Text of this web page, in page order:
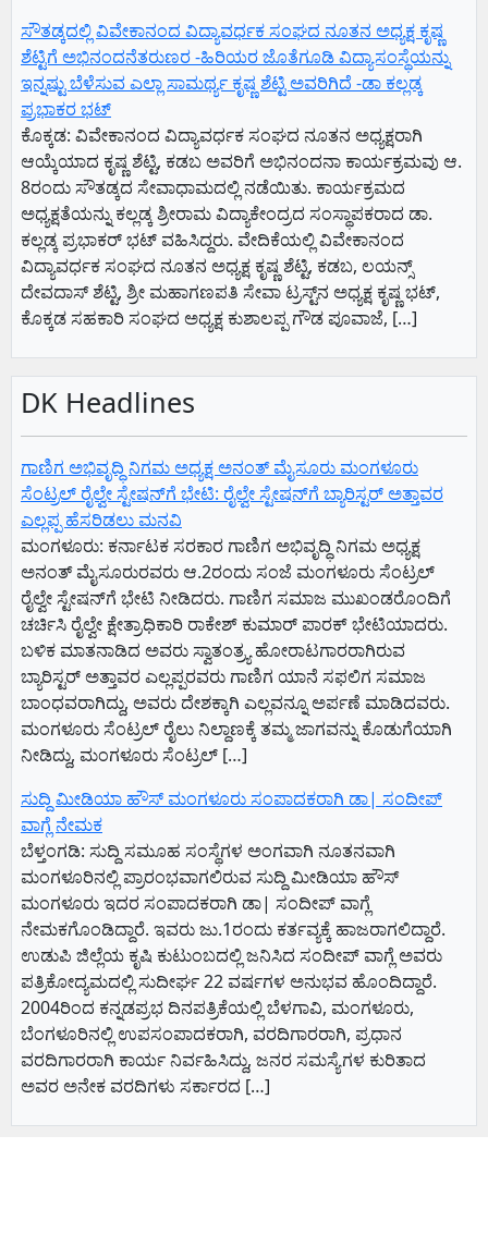
ಸೌತಡ್ಕದಲ್ಲಿ ವಿವೇಕಾನಂದ ವಿದ್ಯಾವರ್ಧಕ ಸಂಘದ ನೂತನ ಅಧ್ಯಕ್ಷ ಕೃಷ್ಣ
ಶೆಟ್ಟಿಗೆ ಅಭಿನಂದನೆತರುಣರ -ಹಿರಿಯರ ಜೊತೆಗೂಡಿ ವಿದ್ಯಾಸಂಸ್ಥೆಯನ್ನು
ಇನ್ನಷ್ಟು ಬೆಳೆಸುವ ಎಲ್ಲಾ ಸಾಮರ್ಥ್ಯ ಕೃಷ್ಣ ಶೆಟ್ಟಿ ಅವರಿಗಿದೆ -ಡಾ ಕಲ್ಲಡ್ಕ
ಪ್ರಭಾಕರ ಭಟ್
ಕೊಕ್ಕಡ: ವಿವೇಕಾನಂದ ವಿದ್ಯಾವರ್ಧಕ ಸಂಘದ ನೂತನ ಅಧ್ಯಕ್ಷರಾಗಿ
ಆಯ್ಕೆಯಾದ ಕೃಷ್ಣ ಶೆಟ್ಟಿ, ಕಡಬ ಅವರಿಗೆ ಅಭಿನಂದನಾ ಕಾರ್ಯಕ್ರಮವು ಆ.
8ರಂದು ಸೌತಡ್ಕದ ಸೇವಾಧಾಮದಲ್ಲಿ ನಡೆಯಿತು. ಕಾರ್ಯಕ್ರಮದ
ಅಧ್ಯಕ್ಷತೆಯನ್ನು ಕಲ್ಲಡ್ಕ ಶ್ರೀರಾಮ ವಿದ್ಯಾಕೇಂದ್ರದ ಸಂಸ್ಥಾಪಕರಾದ ಡಾ.
ಕಲ್ಲಡ್ಕ ಪ್ರಭಾಕರ್ ಭಟ್ ವಹಿಸಿದ್ದರು. ವೇದಿಕೆಯಲ್ಲಿ ವಿವೇಕಾನಂದ
ವಿದ್ಯಾವರ್ಧಕ ಸಂಘದ ನೂತನ ಅಧ್ಯಕ್ಷ ಕೃಷ್ಣ ಶೆಟ್ಟಿ, ಕಡಬ, ಲಯನ್ಸ್
ದೇವದಾಸ್ ಶೆಟ್ಟಿ, ಶ್ರೀ ಮಹಾಗಣಪತಿ ಸೇವಾ ಟ್ರಸ್ಟ್‌ನ ಅಧ್ಯಕ್ಷ ಕೃಷ್ಣ ಭಟ್,
ಕೊಕ್ಕಡ ಸಹಕಾರಿ ಸಂಘದ ಅಧ್ಯಕ್ಷ ಕುಶಾಲಪ್ಪ ಗೌಡ ಪೂವಾಜೆ, […]
DK Headlines
ಗಾಣಿಗ ಅಭಿವೃದ್ಧಿ ನಿಗಮ ಅಧ್ಯಕ್ಷ‌ ಅನಂತ್‌ ಮೈಸೂರು ಮಂಗಳೂರು
ಸೆಂಟ್ರಲ್‌ ರೈಲ್ವೇ ಸ್ಟೇಷನ್‌ಗೆ ಭೇಟಿ: ರೈಲ್ವೇ ಸ್ಟೇಷನ್‌ಗೆ ಬ್ಯಾರಿಸ್ಟರ್‌ ಅತ್ತಾವರ
ಎಲ್ಲಪ್ಪ ಹೆಸರಿಡಲು ಮನವಿ
ಮಂಗಳೂರು: ಕರ್ನಾಟಕ ಸರಕಾರ ಗಾಣಿಗ ಅಭಿವೃದ್ಧಿ ನಿಗಮ ಅಧ್ಯಕ್ಷ‌
ಅನಂತ್‌ ಮೈಸೂರುರವರು ಆ.2ರಂದು ಸಂಜೆ ಮಂಗಳೂರು ಸೆಂಟ್ರಲ್‌
ರೈಲ್ವೇ ಸ್ಟೇಷನ್‌ಗೆ ಭೇಟಿ ನೀಡಿದರು. ಗಾಣಿಗ ಸಮಾಜ ಮುಖಂಡರೊಂದಿಗೆ
ಚರ್ಚಿಸಿ ರೈಲ್ವೇ ಕ್ಷೇತ್ರಾಧಿಕಾರಿ ರಾಕೇಶ್‌ ಕುಮಾರ್‌ ಪಾರಕ್‌ ಭೇಟಿಯಾದರು.
ಬಳಿಕ ಮಾತನಾಡಿದ ಅವರು ಸ್ವಾತಂತ್ರ್ಯ ಹೋರಾಟಗಾರರಾಗಿರುವ
ಬ್ಯಾರಿಸ್ಟರ್‌ ಅತ್ತಾವರ ಎಲ್ಲಪ್ಪರವರು ಗಾಣಿಗ ಯಾನೆ ಸಫಲಿಗ ಸಮಾಜ
ಬಾಂಧವರಾಗಿದ್ದು, ಅವರು ದೇಶಕ್ಕಾಗಿ ಎಲ್ಲವನ್ನೂ ಅರ್ಪಣೆ ಮಾಡಿದವರು.
ಮಂಗಳೂರು ಸೆಂಟ್ರಲ್‌ ರೈಲು ನಿಲ್ದಾಣಕ್ಕೆ ತಮ್ಮ ಜಾಗವನ್ನು ಕೊಡುಗೆಯಾಗಿ
ನೀಡಿದ್ದು, ಮಂಗಳೂರು ಸೆಂಟ್ರಲ್‌ […]
ಸುದ್ದಿ ಮೀಡಿಯಾ ಹೌಸ್ ಮಂಗಳೂರು ಸಂಪಾದಕರಾಗಿ ಡಾ| ಸಂದೀಪ್
ವಾಗ್ಲೆ ನೇಮಕ
ಬೆಳ್ತಂಗಡಿ: ಸುದ್ದಿ ಸಮೂಹ ಸಂಸ್ಥೆಗಳ ಅಂಗವಾಗಿ ನೂತನವಾಗಿ
ಮಂಗಳೂರಿನಲ್ಲಿ ಪ್ರಾರಂಭವಾಗಲಿರುವ ಸುದ್ದಿ ಮೀಡಿಯಾ ಹೌಸ್
ಮಂಗಳೂರು ಇದರ ಸಂಪಾದಕರಾಗಿ ಡಾ| ಸಂದೀಪ್ ವಾಗ್ಲೆ
ನೇಮಕಗೊಂಡಿದ್ದಾರೆ. ಇವರು ಜು.1ರಂದು ಕರ್ತವ್ಯಕ್ಕೆ ಹಾಜರಾಗಲಿದ್ದಾರೆ.
ಉಡುಪಿ ಜಿಲ್ಲೆಯ ಕೃಷಿ ಕುಟುಂಬದಲ್ಲಿ ಜನಿಸಿದ ಸಂದೀಪ್ ವಾಗ್ಲೆ ಅವರು
ಪತ್ರಿಕೋದ್ಯಮದಲ್ಲಿ ಸುದೀರ್ಘ 22 ವರ್ಷಗಳ ಅನುಭವ ಹೊಂದಿದ್ದಾರೆ.
2004ರಿಂದ ಕನ್ನಡಪ್ರಭ ದಿನಪತ್ರಿಕೆಯಲ್ಲಿ ಬೆಳಗಾವಿ, ಮಂಗಳೂರು,
ಬೆಂಗಳೂರಿನಲ್ಲಿ ಉಪಸಂಪಾದಕರಾಗಿ, ವರದಿಗಾರರಾಗಿ, ಪ್ರಧಾನ
ವರದಿಗಾರರಾಗಿ ಕಾರ್ಯ ನಿರ್ವಹಿಸಿದ್ದು, ಜನರ ಸಮಸ್ಯೆಗಳ ಕುರಿತಾದ
ಅವರ ಅನೇಕ ವರದಿಗಳು ಸರ್ಕಾರದ […]